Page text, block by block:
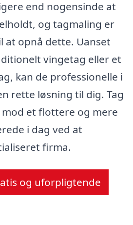
end nogensinde at
og tagmaling er
at opnå dette. Uanset
vingetag eller et
kan de professionelle i
rette løsning til dig. Tag
et flottere og mere
i dag ved at
firma.
og uforpligtende